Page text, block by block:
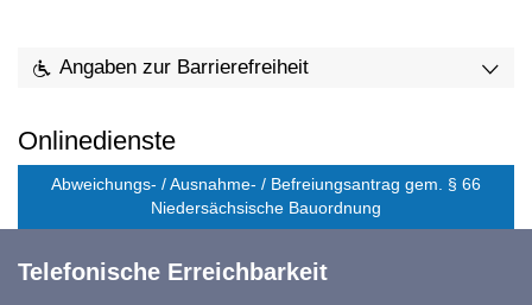
Angaben zur Barrierefreiheit
Onlinedienste
Abweichungs- / Ausnahme- / Befreiungsantrag gem. § 66
Niedersächsische Bauordnung
Telefonische Erreichbarkeit